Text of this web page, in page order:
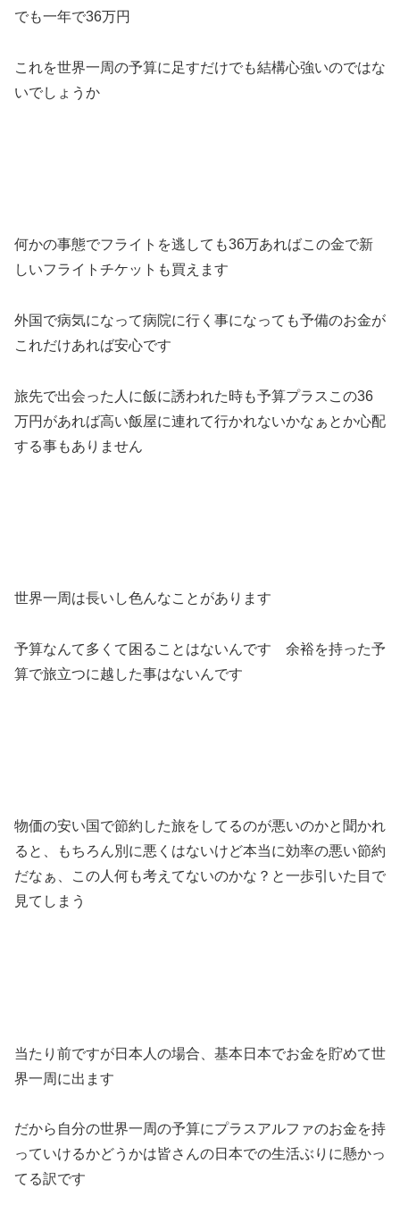
でも一年で36万円
これを世界一周の予算に足すだけでも結構心強いのではな
いでしょうか
何かの事態でフライトを逃しても36万あればこの金で新
しいフライトチケットも買えます
外国で病気になって病院に行く事になっても予備のお金が
これだけあれば安心です
旅先で出会った人に飯に誘われた時も予算プラスこの36
万円があれば高い飯屋に連れて行かれないかなぁとか心配
する事もありません
世界一周は長いし色んなことがあります
予算なんて多くて困ることはないんです 余裕を持った予
算で旅立つに越した事はないんです
物価の安い国で節約した旅をしてるのが悪いのかと聞かれ
ると、もちろん別に悪くはないけど本当に効率の悪い節約
だなぁ、この人何も考えてないのかな？と一歩引いた目で
見てしまう
当たり前ですが日本人の場合、基本日本でお金を貯めて世
界一周に出ます
だから自分の世界一周の予算にプラスアルファのお金を持
っていけるかどうかは皆さんの日本での生活ぶりに懸かっ
てる訳です